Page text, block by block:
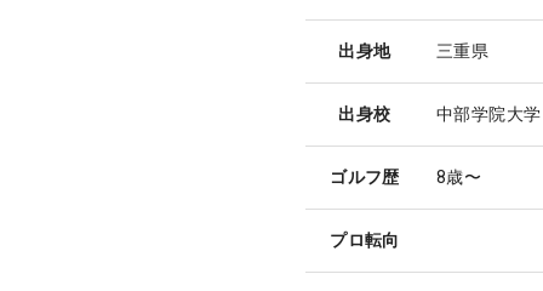
出身地 三重県
出身校 中部学院大学
ゴルフ歴 8歳〜
プロ転向